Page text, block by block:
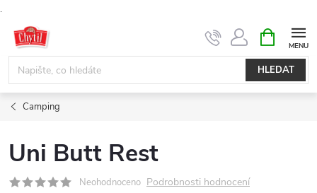
.
obsah
HLEDAT
NÁKUPNÍ
KOŠÍK
Camping
Uni Butt Rest
Neohodnoceno Podrobnosti hodnocení